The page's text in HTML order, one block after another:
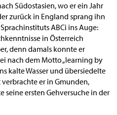
Südostasien, wo er ein Jahr
zurück in England sprang ihn
ABCi ins Auge:
in Österreich
denn damals konnte er
nach dem Motto „learning by
kalte Wasser und übersiedelte
er in Gmunden,
seine ersten Gehversuche in der